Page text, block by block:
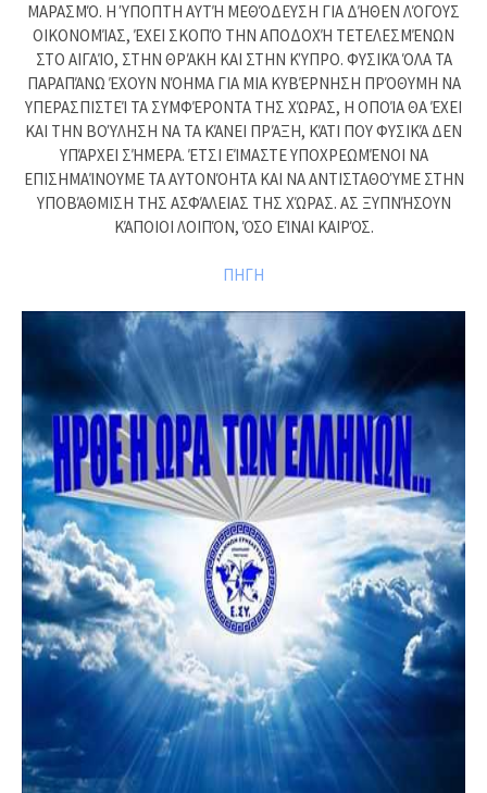
ΜΑΡΑΣΜΌ. Η ΎΠΟΠΤΗ ΑΥΤΉ ΜΕΘΌΔΕΥΣΗ ΓΙΑ ΔΉΘΕΝ ΛΌΓΟΥΣ
ΟΙΚΟΝΟΜΊΑΣ, ΈΧΕΙ ΣΚΟΠΌ ΤΗΝ ΑΠΟΔΟΧΉ ΤΕΤΕΛΕΣΜΈΝΩΝ
ΣΤΟ ΑΙΓΑΊΟ, ΣΤΗΝ ΘΡΆΚΗ ΚΑΙ ΣΤΗΝ ΚΎΠΡΟ. ΦΥΣΙΚΆ ΌΛΑ ΤΑ
ΠΑΡΑΠΆΝΩ ΈΧΟΥΝ ΝΌΗΜΑ ΓΙΑ ΜΙΑ ΚΥΒΈΡΝΗΣΗ ΠΡΌΘΥΜΗ ΝΑ
ΥΠΕΡΑΣΠΙΣΤΕΊ ΤΑ ΣΥΜΦΈΡΟΝΤΑ ΤΗΣ ΧΏΡΑΣ, Η ΟΠΟΊΑ ΘΑ ΈΧΕΙ
ΚΑΙ ΤΗΝ ΒΟΎΛΗΣΗ ΝΑ ΤΑ ΚΆΝΕΙ ΠΡΆΞΗ, ΚΆΤΙ ΠΟΥ ΦΥΣΙΚΆ ΔΕΝ
ΥΠΆΡΧΕΙ ΣΉΜΕΡΑ. ΈΤΣΙ ΕΊΜΑΣΤΕ ΥΠΟΧΡΕΩΜΈΝΟΙ ΝΑ
ΕΠΙΣΗΜΑΊΝΟΥΜΕ ΤΑ ΑΥΤΟΝΌΗΤΑ ΚΑΙ ΝΑ ΑΝΤΙΣΤΑΘΟΎΜΕ ΣΤΗΝ
ΥΠΟΒΆΘΜΙΣΗ ΤΗΣ ΑΣΦΆΛΕΙΑΣ ΤΗΣ ΧΏΡΑΣ. ΑΣ ΞΥΠΝΉΣΟΥΝ
ΚΆΠΟΙΟΙ ΛΟΙΠΌΝ, ΌΣΟ ΕΊΝΑΙ ΚΑΙΡΌΣ.
ΠΗΓΗ